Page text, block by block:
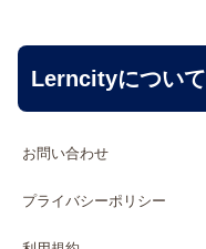
Lerncityについて
お問い合わせ
プライバシーポリシー